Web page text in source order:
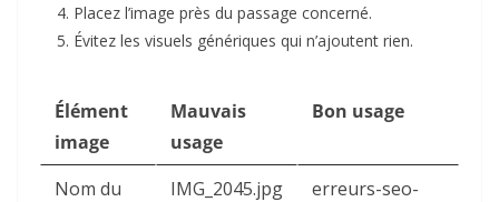
Placez l’image près du passage concerné.
Évitez les visuels génériques qui n’ajoutent rien.
Élément
image
Mauvais
usage
Bon usage
Nom du
IMG_2045.jpg
erreurs-seo-